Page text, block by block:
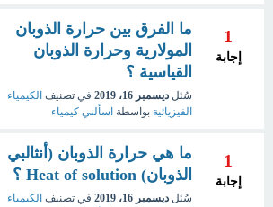
1
إجابة
ما الفرق بين حرارة الذوبان
المولارية وحرارة الذوبان
القياسية ؟
سُئل ديسمبر 16، 2019 في تصنيف الكيمياء
الفيزيائية بواسطة اسألني كيمياء
1
إجابة
ما هي حرارة الذوبان (أنثالبي
الذوبان) Heat of solution ؟
سُئل ديسمبر 16، 2019 في تصنيف الكيمياء